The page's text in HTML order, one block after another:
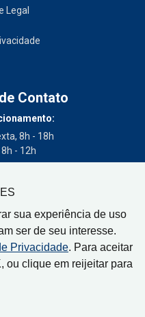
sua experiência de uso
ser de seu interesse.
Privacidade. Para aceitar
ou clique em reijeitar para
Legal
Contato
8h - 18h
- 12h
3700
- SP, Cordeirópolis - SP,
Iracemápolis - SP